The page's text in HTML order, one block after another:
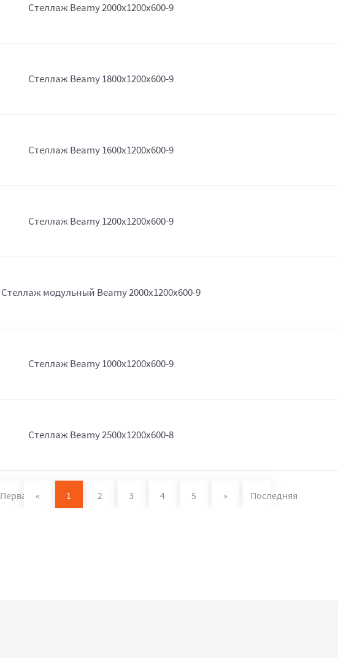
Стеллаж Beamy 2000x1200x600-9
Стеллаж Beamy 1800x1200x600-9
Стеллаж Beamy 1600x1200x600-9
Стеллаж Beamy 1200x1200x600-9
Стеллаж модульный Beamy 2000x1200x600-9
Стеллаж Beamy 1000x1200x600-9
Стеллаж Beamy 2500x1200x600-8
Первая « 1 2 3 4 5 » Последняя